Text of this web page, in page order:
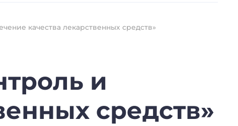
качества лекарственных средств»
и
средств»